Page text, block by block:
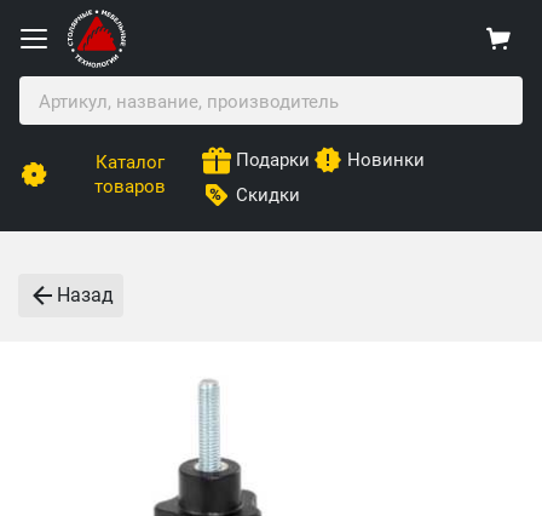
Каталог
товаров
Подарки
Новинки
Скидки
Назад